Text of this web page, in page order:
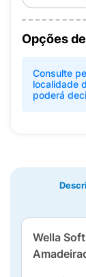
Opções
Consulte
localidade
poderá
Wella